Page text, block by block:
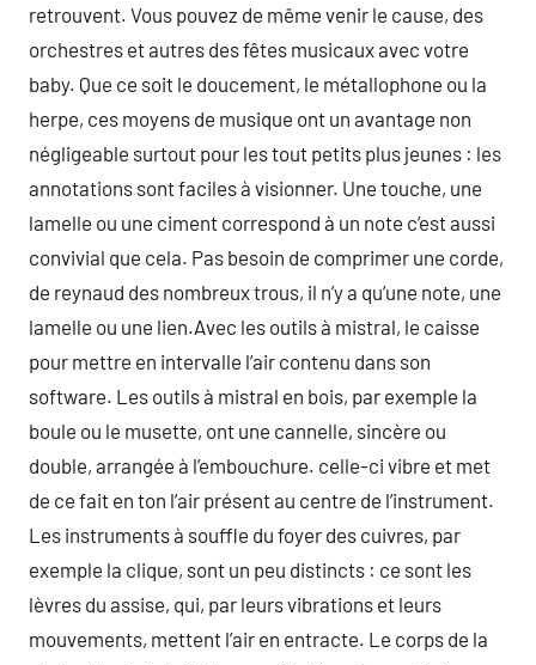
retrouvent. Vous pouvez de même venir le cause, des
orchestres et autres des fêtes musicaux avec votre
baby. Que ce soit le doucement, le métallophone ou la
herpe, ces moyens de musique ont un avantage non
négligeable surtout pour les tout petits plus jeunes : les
annotations sont faciles à visionner. Une touche, une
lamelle ou une ciment correspond à un note c’est aussi
convivial que cela. Pas besoin de comprimer une corde,
de reynaud des nombreux trous, il n’y a qu’une note, une
lamelle ou une lien.Avec les outils à mistral, le caisse
pour mettre en intervalle l’air contenu dans son
software. Les outils à mistral en bois, par exemple la
boule ou le musette, ont une cannelle, sincère ou
double, arrangée à l’embouchure. celle-ci vibre et met
de ce fait en ton l’air présent au centre de l’instrument.
Les instruments à souffle du foyer des cuivres, par
exemple la clique, sont un peu distincts : ce sont les
lèvres du assise, qui, par leurs vibrations et leurs
mouvements, mettent l’air en entracte. Le corps de la